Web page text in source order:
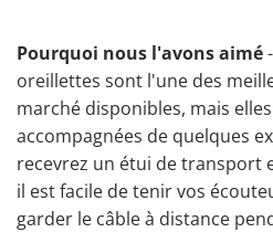
Pourquoi nous l'avons aimé
oreillettes sont l'une des
marché disponibles, mais
accompagnées de quelques
recevrez un étui de transport
il est facile de tenir vos
garder le câble à distance